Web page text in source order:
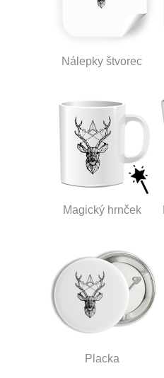
Nálepky štvorec
Magický hrnček
Placka